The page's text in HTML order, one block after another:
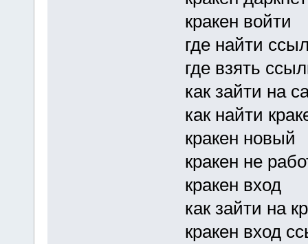
кракен войти
где найти
где взять
как зайти на
как найти
кракен новый
кракен не
кракен вход
как зайти на
кракен вход